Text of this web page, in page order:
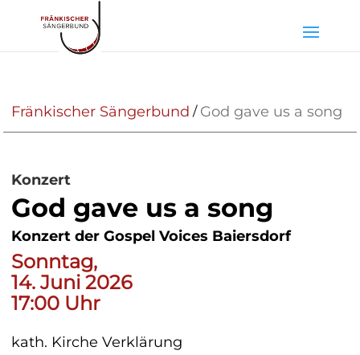
Fränkischer Sängerbund / God gave us a song
Konzert
God gave us a song
Konzert der Gospel Voices Baiersdorf
Sonntag,
14. Juni 2026
17:00 Uhr
kath. Kirche Verklärung